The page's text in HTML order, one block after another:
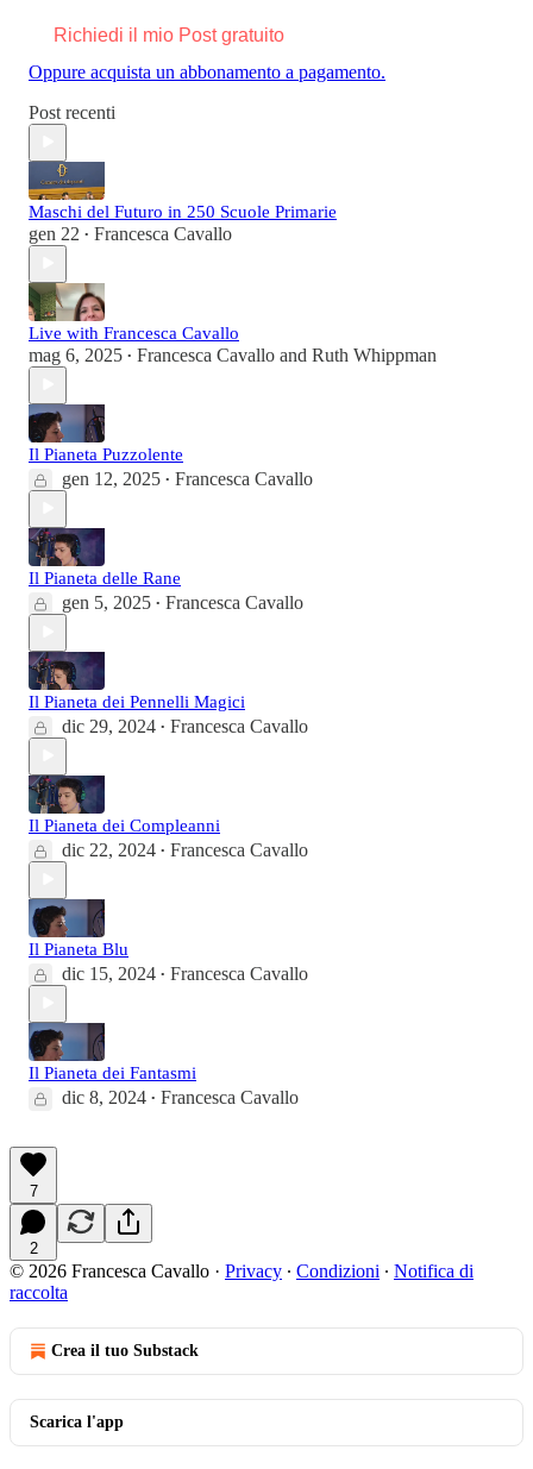
Richiedi il mio Post gratuito
Oppure acquista un abbonamento a pagamento.
Post recenti
Maschi del Futuro in 250 Scuole Primarie
gen 22 • Francesca Cavallo
Live with Francesca Cavallo
mag 6, 2025 • Francesca Cavallo and Ruth Whippman
Il Pianeta Puzzolente
gen 12, 2025 • Francesca Cavallo
Il Pianeta delle Rane
gen 5, 2025 • Francesca Cavallo
Il Pianeta dei Pennelli Magici
dic 29, 2024 • Francesca Cavallo
Il Pianeta dei Compleanni
dic 22, 2024 • Francesca Cavallo
Il Pianeta Blu
dic 15, 2024 • Francesca Cavallo
Il Pianeta dei Fantasmi
dic 8, 2024 • Francesca Cavallo
7
2
© 2026 Francesca Cavallo · Privacy ∙ Condizioni ∙ Notifica di
raccolta
Crea il tuo Substack
Scarica l'app